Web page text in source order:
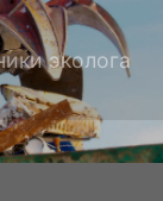
эколога